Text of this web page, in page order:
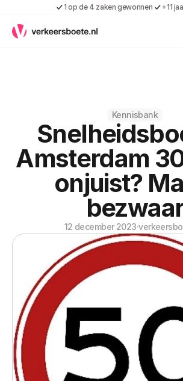
1 op de 4 zaken gewonnen +11
Kennis
Contact
Shop
Over ons
Inloggen
Kennisbank
Amsterdam
onjuist?
12 december 2023·